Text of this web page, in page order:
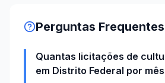
Perguntas Frequentes
Quantas licitações de
em Distrito Federal por